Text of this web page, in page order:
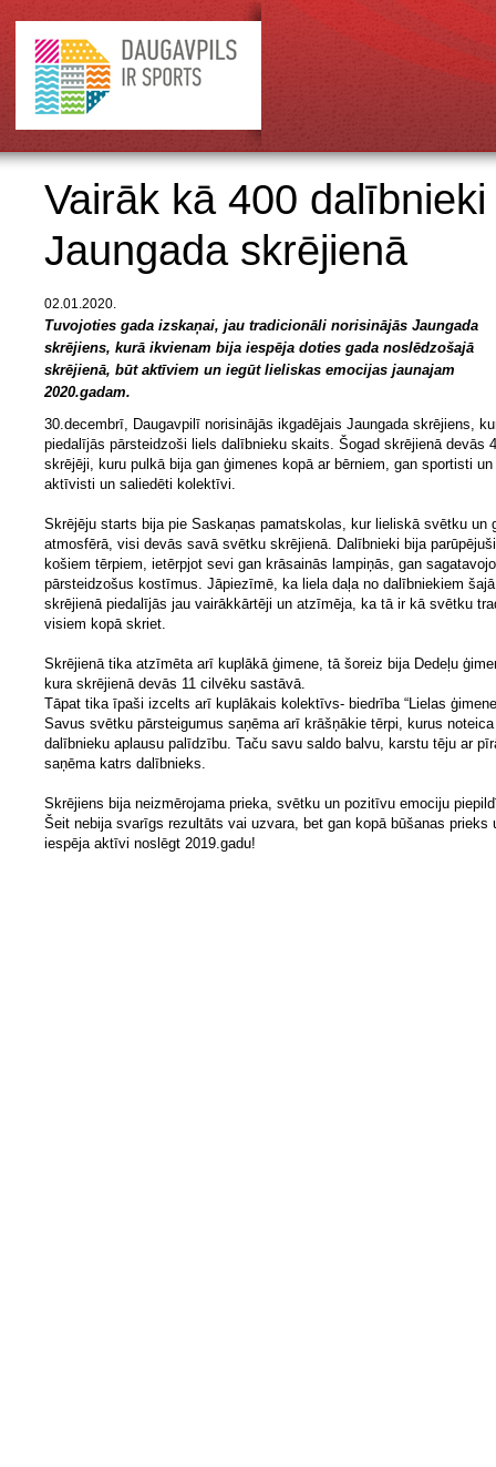
Vairāk kā 400
Jaungada skrējienā
02.01.2020.
Tuvojoties gada izskaņai, jau tradicionāli norisinājās Jaungada
skrējiens, kurā ikvienam bija iespēja doties gada noslēdzošajā
skrējienā, būt aktīviem un iegūt lieliskas emocijas jaunajam
2020.gadam.
30.decembrī, Daugavpilī norisinājās ikgadējais Jaungada skrējiens,
piedalījās pārsteidzoši liels dalībnieku skaits. Šogad skrējienā devās
skrējēji, kuru pulkā bija gan ģimenes kopā ar bērniem, gan sportisti un
aktīvisti un saliedēti kolektīvi.
Skrējēju starts bija pie Saskaņas pamatskolas, kur lieliskā svētku un
atmosfērā, visi devās savā svētku skrējienā. Dalībnieki bija
košiem tērpiem, ietērpjot sevi gan krāsainās lampiņās, gan
pārsteidzošus kostīmus. Jāpiezīmē, ka liela daļa no dalībniekiem šajā
skrējienā piedalījās jau vairākkārtēji un atzīmēja, ka tā ir kā svētku
visiem kopā skriet.
Skrējienā tika atzīmēta arī kuplākā ģimene, tā šoreiz bija Dedeļu
kura skrējienā devās 11 cilvēku sastāvā.
Tāpat tika īpaši izcelts arī kuplākais kolektīvs- biedrība “Lielas
Savus svētku pārsteigumus saņēma arī krāšņākie tērpi, kurus noteica
dalībnieku aplausu palīdzību. Taču savu saldo balvu, karstu tēju ar
saņēma katrs dalībnieks.
Skrējiens bija neizmērojama prieka, svētku un pozitīvu emociju
Šeit nebija svarīgs rezultāts vai uzvara, bet gan kopā būšanas prieks
iespēja aktīvi noslēgt 2019.gadu!